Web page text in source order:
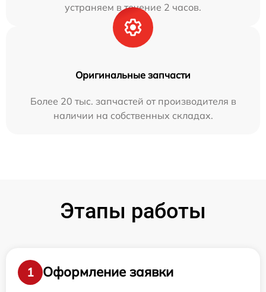
устраняем в течение 2 часов.
Оригинальные запчасти
Более 20 тыс. запчастей от производителя в
наличии на собственных складах.
Этапы работы
1
Оформление заявки